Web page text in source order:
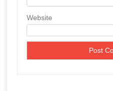
Website